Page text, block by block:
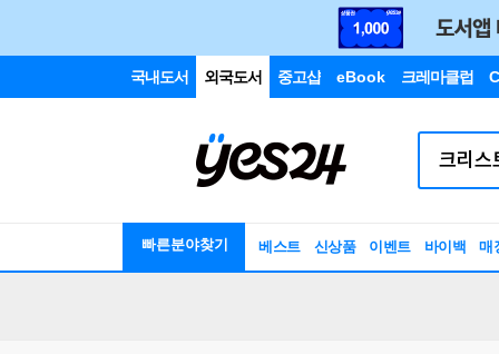
국내도서 외국도서 중고샵 eBook 크레마클럽
빠른분야찾기 베스트 신상품 이벤트 바이백 매